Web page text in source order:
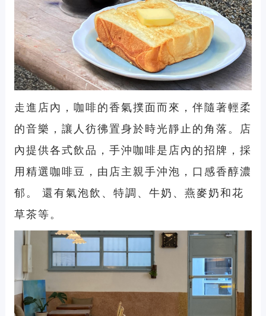
走進店內，咖啡的香氣撲面而來，伴隨著輕柔
的音樂，讓人彷彿置身於時光靜止的角落。店
內提供各式飲品，手沖咖啡是店內的招牌，採
用精選咖啡豆，由店主親手沖泡，口感香醇濃
郁。 還有氣泡飲、特調、牛奶、燕麥奶和花
草茶等。